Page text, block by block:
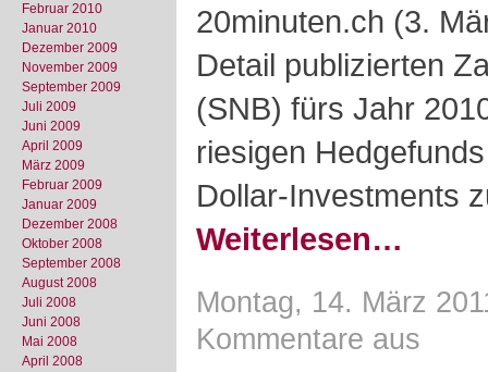
Februar 2010
Januar 2010
Dezember 2009
November 2009
September 2009
Juli 2009
Juni 2009
April 2009
März 2009
Februar 2009
Januar 2009
Dezember 2008
Oktober 2008
September 2008
August 2008
Juli 2008
Juni 2008
Mai 2008
April 2008
20minuten.ch (3.
Detail publizierten
(SNB) fürs Jahr
riesigen
Dollar-Investments
Weiterlesen…
Montag, 14. März
Kommentare aus